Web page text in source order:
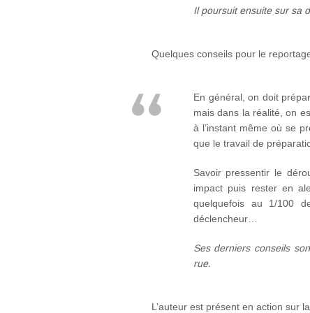
Il poursuit ensuite sur sa
Quelques conseils pour le
En général, on doit
mais dans la réalité, on
à l’instant même où se
que le travail de
Savoir pressentir le
impact puis rester en
quelquefois au 1/100
déclencheur…
Ses derniers conseils
rue.
L’auteur est présent en action sur